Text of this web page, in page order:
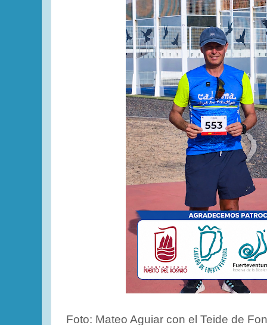
Foto: Mateo Aguiar con el Teide de